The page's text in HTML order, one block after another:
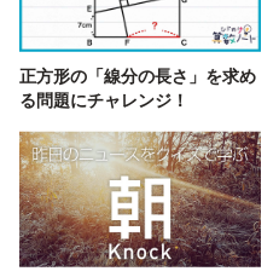
正方形の「線分の長さ」を求め
る問題にチャレンジ！